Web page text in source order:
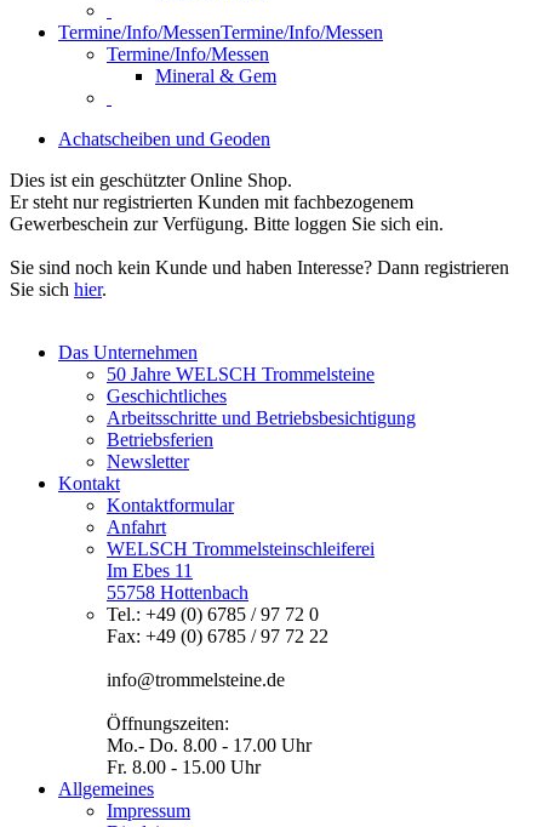
Termine/Info/MessenTermine/Info/Messen
Termine/Info/Messen
Mineral & Gem
Achatscheiben und Geoden
Dies ist ein geschützter Online Shop.
Er steht nur registrierten Kunden mit fachbezogenem
Gewerbeschein zur Verfügung. Bitte loggen Sie sich ein.
Sie sind noch kein Kunde und haben Interesse? Dann registrieren
Sie sich hier.
Das Unternehmen
50 Jahre WELSCH Trommelsteine
Geschichtliches
Arbeitsschritte und Betriebsbesichtigung
Betriebsferien
Newsletter
Kontakt
Kontaktformular
Anfahrt
WELSCH Trommelsteinschleiferei
Im Ebes 11
55758 Hottenbach
Tel.: +49 (0) 6785 / 97 72 0
Fax: +49 (0) 6785 / 97 72 22
info@trommelsteine.de
Öffnungszeiten:
Mo.- Do. 8.00 - 17.00 Uhr
Fr. 8.00 - 15.00 Uhr
Allgemeines
Impressum